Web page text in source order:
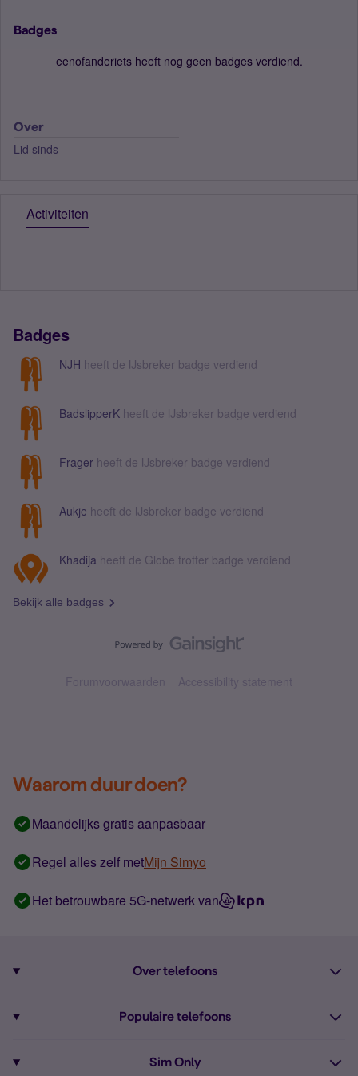
Badges
eenofanderiets heeft nog geen badges verdiend.
Over
Lid sinds
Activiteiten
Badges
NJH heeft de IJsbreker badge verdiend
BadslipperK heeft de IJsbreker badge verdiend
Frager heeft de IJsbreker badge verdiend
Aukje heeft de IJsbreker badge verdiend
Khadija heeft de Globe trotter badge verdiend
Bekijk alle badges
Forumvoorwaarden Accessibility statement
Waarom duur doen?
Maandelijks gratis aanpasbaar
Regel alles zelf metMijn Simyo
Het betrouwbare 5G-netwerk van
Over telefoons
Alle telefoons
Populaire telefoons
Sim Only